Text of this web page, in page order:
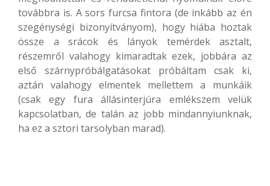
továbbra is. A sors furcsa fintora (de inkább az én
szegénységi bizonyítványom), hogy hiába hoztak
össze a srácok és lányok temérdek asztalt,
részemről valahogy kimaradtak ezek, jobbára az
első szárnypróbálgatásokat próbáltam csak ki,
aztán valahogy elmentek mellettem a munkáik
(csak egy fura állásinterjúra emlékszem velük
kapcsolatban, de talán az jobb mindannyiunknak,
ha ez a sztori tarsolyban marad).